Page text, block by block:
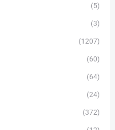
(5)
(3)
(1207)
(60)
(64)
(24)
(372)